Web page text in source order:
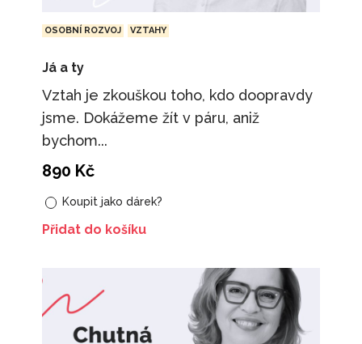
OSOBNÍ ROZVOJ VZTAHY
Já a ty
Vztah je zkouškou toho, kdo doopravdy
jsme. Dokážeme žít v páru, aniž
bychom...
890 Kč
Koupit jako dárek?
Přidat do košíku